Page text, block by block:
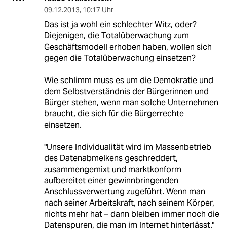
09.12.2013, 10:17 Uhr
Das ist ja wohl ein schlechter Witz, oder?
Diejenigen, die Totalüberwachung zum
Geschäftsmodell erhoben haben, wollen sich
gegen die Totalüberwachung einsetzen?
Wie schlimm muss es um die Demokratie und
dem Selbstverständnis der Bürgerinnen und
Bürger stehen, wenn man solche Unternehmen
braucht, die sich für die Bürgerrechte
einsetzen.
"Unsere Individualität wird im Massenbetrieb
des Datenabmelkens geschreddert,
zusammengemixt und marktkonform
aufbereitet einer gewinnbringenden
Anschlussverwertung zugeführt. Wenn man
nach seiner Arbeitskraft, nach seinem Körper,
nichts mehr hat – dann bleiben immer noch die
Datenspuren, die man im Internet hinterlässt."